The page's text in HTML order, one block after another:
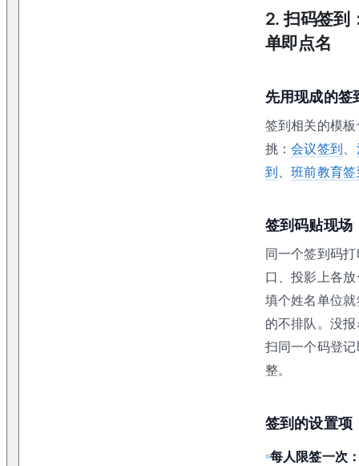
2.扫码签到
单即点名
先用现成的签
签到相关的模
挑：会议签到、
到、班前教育
签到码贴现场
同一个签到码
口、投影上各
填个姓名单位
的不排队。没
扫同一个码登
整。
签到的设置项
每人限签一次